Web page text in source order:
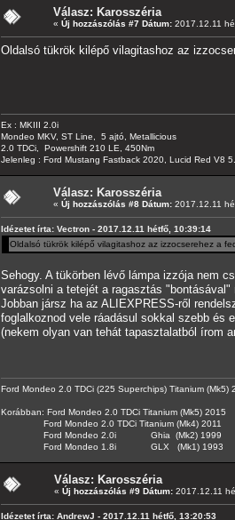
Válasz: Karosszéria
« Új hozzászólás #7 Dátum: 2017.12.11
Oldalsó tükrök kilépő vilagitashoz az
Ex : MKIII 2.0i
Mondeo MKV, ST Line, 5 ajtó, Metallicious
2.0 TDCi, Powershift 210 LE, 450Nm
Jelenleg : Ford Mustang Fastback 2020, Lucid Red V8
Válasz: Karosszéria
« Új hozzászólás #8 Dátum: 2017.12.11
Idézetet írta: Vectron - 2017.12.11 hétfő, 10:39:14
Oldalsó tükrök kilépő vilagitashoz az izzocserehez a
Sehogy. A tükörben lévő lámpa izzója nem
varázsolni a tetejét a ragasztás
Jobban jársz ha az ALIEXPRESS-ről
foglalkoznod vele ráadásul sokkal szebb és
(nekem olyan van tehát tapasztalatból írom
Ford Mondeo 2.0 TDCi (225 Superchips) Titanium (Mk5)
Korábban: Ford Mondeo 2.0 TDCi Titanium (Mk5) 2015
Ford Mondeo 2.0 TDCi Titanium (Mk4) 2011
Ford Mondeo 2.0i Ghia (Mk2) 1999
Ford Mondeo 1.8i GLX (Mk1) 1993
Válasz: Karosszéria
« Új hozzászólás #9 Dátum: 2017.12.11
Idézetet írta: AndrewJ - 2017.12.11 hétfő, 13:20:53